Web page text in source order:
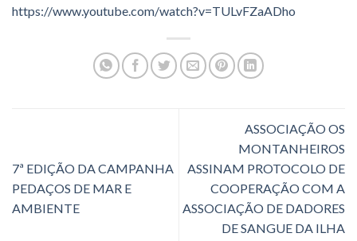
https://www.youtube.com/watch?v=TULvFZaADho
7ª EDIÇÃO DA CAMPANHA
PEDAÇOS DE MAR E
AMBIENTE
ASSOCIAÇÃO OS
MONTANHEIROS
ASSINAM PROTOCOLO DE
COOPERAÇÃO COM A
ASSOCIAÇÃO DE DADORES
DE SANGUE DA ILHA